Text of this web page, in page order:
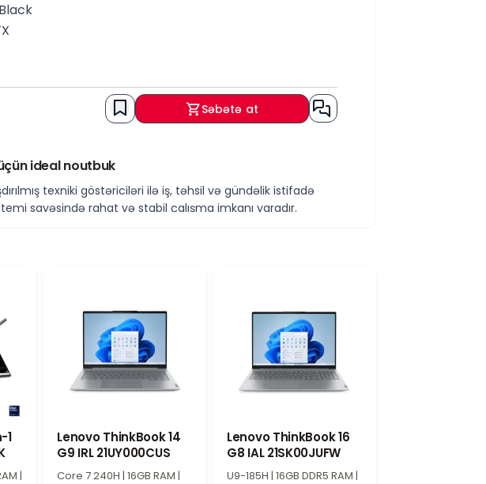
Səbətə at
ideal noutbuk
texniki göstəriciləri ilə iş, təhsil və gündəlik istifadə
sayəsində rahat və stabil çalışma imkanı yaradır.
prosessor ofis proqramları, internet istifadəsi, sənədlərlə
təmin edir.
rahat yerinə yetirilməsinə kömək edir. 256 GB SSD
rahat giriş əldə edilməsini təmin edir.
Kompakt ekran ölçüsü noutbuku daha rahat daşınan edir
qrafik tapşırıqları üçün uyğun performans təqdim edir.
sayəsində noutbuku ofisdə, evdə, universitetdə və
1
|
Lenovo ThinkBook 14
G9 IRL 21UY000CUS
Core 7 240H | 16GB RAM |
Lenovo ThinkBook 16
G8 IAL 21SK00JUFW
U9-185H | 16GB DDR5 RAM |